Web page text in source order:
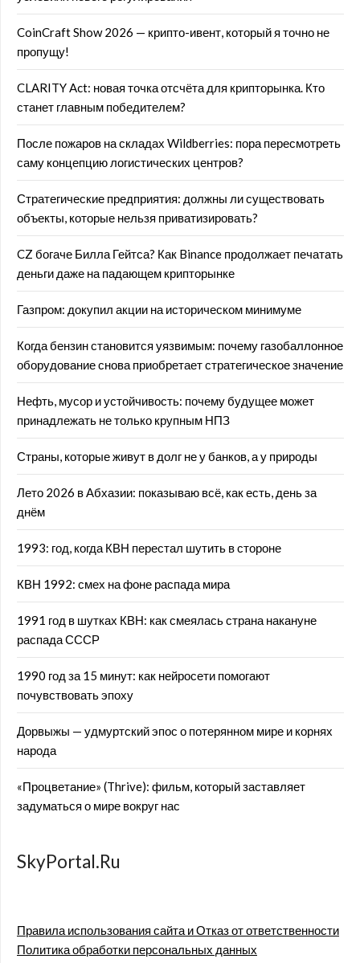
CoinCraft Show 2026 — крипто-ивент, который я точно не
пропущу!
CLARITY Act: новая точка отсчёта для крипторынка. Кто
станет главным победителем?
После пожаров на складах Wildberries: пора пересмотреть
саму концепцию логистических центров?
Стратегические предприятия: должны ли существовать
объекты, которые нельзя приватизировать?
CZ богаче Билла Гейтса? Как Binance продолжает печатать
деньги даже на падающем крипторынке
Газпром: докупил акции на историческом минимуме
Когда бензин становится уязвимым: почему газобаллонное
оборудование снова приобретает стратегическое значение
Нефть, мусор и устойчивость: почему будущее может
принадлежать не только крупным НПЗ
Страны, которые живут в долг не у банков, а у природы
Лето 2026 в Абхазии: показываю всё, как есть, день за
днём
1993: год, когда КВН перестал шутить в стороне
КВН 1992: смех на фоне распада мира
1991 год в шутках КВН: как смеялась страна накануне
распада СССР
1990 год за 15 минут: как нейросети помогают
почувствовать эпоху
Дорвыжы — удмуртский эпос о потерянном мире и корнях
народа
«Процветание» (Thrive): фильм, который заставляет
задуматься о мире вокруг нас
SkyPortal.Ru
Правила использования сайта и Отказ от ответственности
Политика обработки персональных данных